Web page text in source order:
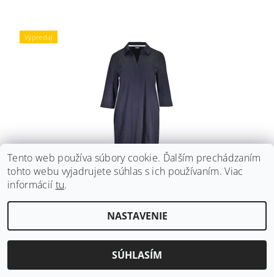
Výpredaj
KOŠEĽOVÉ ŠATY KENNYS. INDIGO
Ušetríte:až 50 € (–62 %)
29,99 € DETAIL
Tento web používa súbory cookie. Ďalším prechádzaním
tohto webu vyjadrujete súhlas s ich používaním. Viac
informácií tu.
NASTAVENIE
SÚHLASÍM